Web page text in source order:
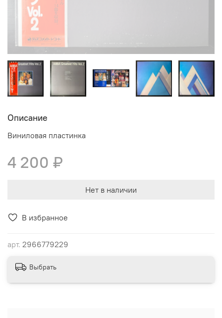
В избранное
арт. 2966779229
Описание
Виниловая пластинка
4 200 ₽
Нет в наличии
Выбрать